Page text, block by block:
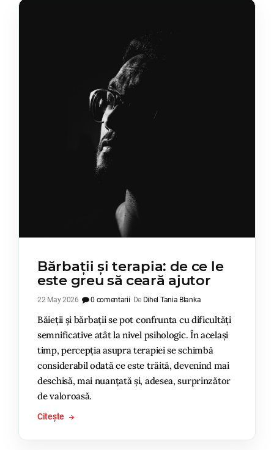
Bărbații și terapia: de ce le
este greu să ceară ajutor
22 May 2026 0 comentarii De Dihel Tania Blanka
Băieții și bărbații se pot confrunta cu dificultăți
semnificative atât la nivel psihologic. În același
timp, percepția asupra terapiei se schimbă
considerabil odată ce este trăită, devenind mai
deschisă, mai nuanțată și, adesea, surprinzător
de valoroasă.
Citește